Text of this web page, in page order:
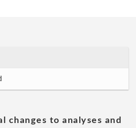
changes to analyses and